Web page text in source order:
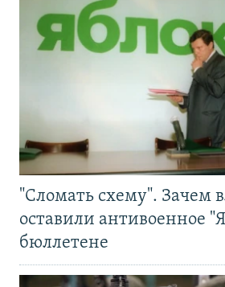
"Сломать схему". Зачем
оставили антивоенное
бюллетене